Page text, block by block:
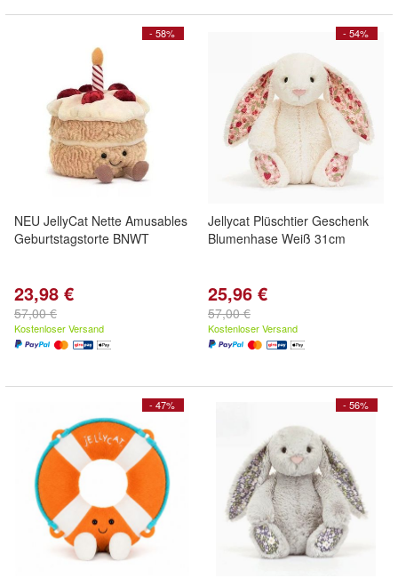
- 58%
NEU JellyCat Nette Amusables
Geburtstagstorte BNWT
23,98 €
57,00 €
Kostenloser Versand
- 54%
Jellycat Plüschtier Geschenk
Blumenhase Weiß 31cm
25,96 €
57,00 €
Kostenloser Versand
- 47% - 56%